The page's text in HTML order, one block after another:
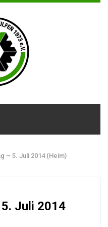
– 5. Juli 2014 (Heim)
Juli 2014